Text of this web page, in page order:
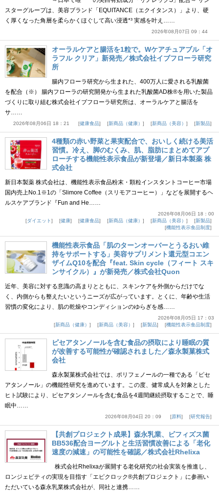
スターグループは、美容ブランド「EQUITANCE（エクイタンス）」より、硬
く厚くなった角層を柔らかくほぐして高い浸透*³ 実感を叶え……
2026年08月07日 09：44
オーラルケアと腸活を1粒で。Wケアチュアブル「オ
ラフル クリア」新発売／株式会社イブフローラ研究
所
腸内フローラ研究から生まれた、400万人に愛される乳酸菌
を配合（※） 腸内フローラの研究開発から生まれた乳酸菌AD株®を用いた製品
づくりに取り組む株式会社イブフローラ研究所は、オーラルケアと腸活を
サ……
2026年08月06日 18：21 健康食品 新商品（健康） 新商品（美容） 新製品
4種類の赤い野菜と果実配合で、おいしく続ける美活
習慣。冷え、脚のむくみ、肌、脂肪にまとめてアプ
ローチする機能性表示食品が新登場／新日本製薬 株
式会社
新日本製薬 株式会社は、機能性表示食品粉末・顆粒インスタントコーヒー市場
国内売上No.1※1の「Slimore Coffee（スリモアコーヒー）」などを展開するヘ
ルスケアブランド『Fun and He……
2026年08月06日 18：00
ダイエット
健康 健康食品 新商品（健康） 新商品（美容）
新製品
機能性表示食品制度
機能性表示食品「肌のターンオーバーとうるおい維
持をサポートする」美容サプリメント還元型コエン
ザイムQ10を配合『feat. Skin cycle（フィート スキ
ンサイクル）』が新発売／株式会社Quon
近年、美容に対する意識の高まりとともに、スキンケアを外側からだけでな
く、内側からも整えたいというニーズが広がっています。とくに、年齢や生活
習慣の変化により、肌の乾燥やコンディションのゆらぎを感……
2026年08月05日 17：03
新商品（健康）
新商品（美容） 新製品 機能性表示食品制度
ピセアタンノールを含む食品の摂取により睡眠の質
が改善する可能性が確認されました／森永製菓株式
会社
森永製菓株式会社では、ポリフェノールの一種である「ピセ
アタンノール」の機能性研究を進めています。この度、健常成人を対象とした
ヒト試験により、ピセアタンノールを含む食品を4週間継続摂取することで、睡
眠中……
2026年08月04日 20：09 原料 研究報告
【共創プロジェクト成果】森永乳業、ビフィズス菌
BB536配合ヨーグルトと生活習慣改善による「老化
速度の減速」の可能性を確認／株式会社Rhelixa
株式会社Rhelixaが展開する老化研究の社会実装を推進し、
ロンジェビティの実現を目指す「エピクロック®共創プロジェクト」に参画い
ただいている森永乳業株式会社が、同社と連携……